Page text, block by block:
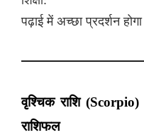
पढ़ाई में अच्छा प्रदर्शन
वृश्चिक राशि
राशिफल